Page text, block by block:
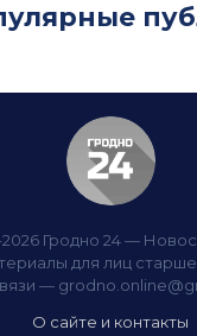
2026 Гродно 24 —
для лиц старше
—
О сайте и контакты